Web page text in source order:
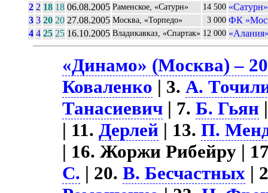
2 2 18 18 06.08.2005 Раменское, «Сатурн» 14 500
3 3 20 20 27.08.2005 Москва, «Торпедо» 3 000 ФК
4 4 25 25 16.10.2005 Владикавказ, «Спартак» 12 000
«Динамо» (Москва) –
Коваленко | 3.А.
Танасиевич | 7.Б. Гьян
| 11.Дерлей | 13.П.
| 16. Жоржи Рибейру |
С. | 20.В. Бесчастных |